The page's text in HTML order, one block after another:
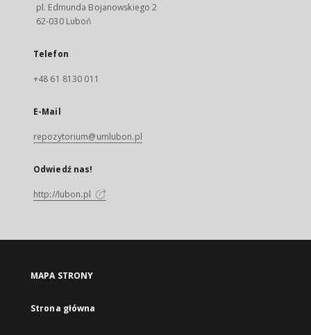
pl. Edmunda Bojanowskiego 2
62-030 Luboń
Telefon
+48 61 8130 011
E-Mail
repozytorium@umlubon.pl
Odwiedź nas!
http://lubon.pl
MAPA STRONY
Strona główna